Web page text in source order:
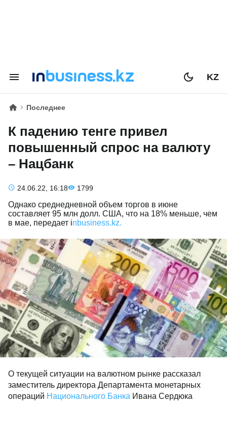
KZ
Последнее
К падению тенге привел
повышенный спрос на валюту
– Нацбанк
24.06.22, 16:18 1799
Однако среднедневной объем торгов в июне
составляет 95 млн долл. США, что на 18% меньше, чем
в мае, передает inbusiness.kz.
О текущей ситуации на валютном рынке рассказал
заместитель директора Департамента монетарных
операций Национального Банка Ивана Сердюка